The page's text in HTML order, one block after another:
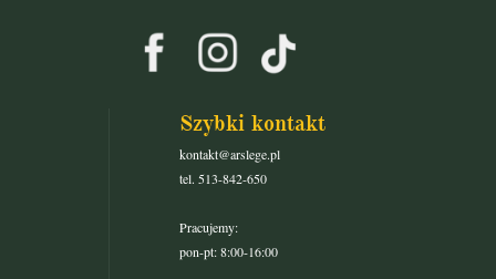
Szybki kontakt
kontakt@arslege.pl
tel. 513-842-650
Pracujemy:
pon-pt: 8:00-16:00